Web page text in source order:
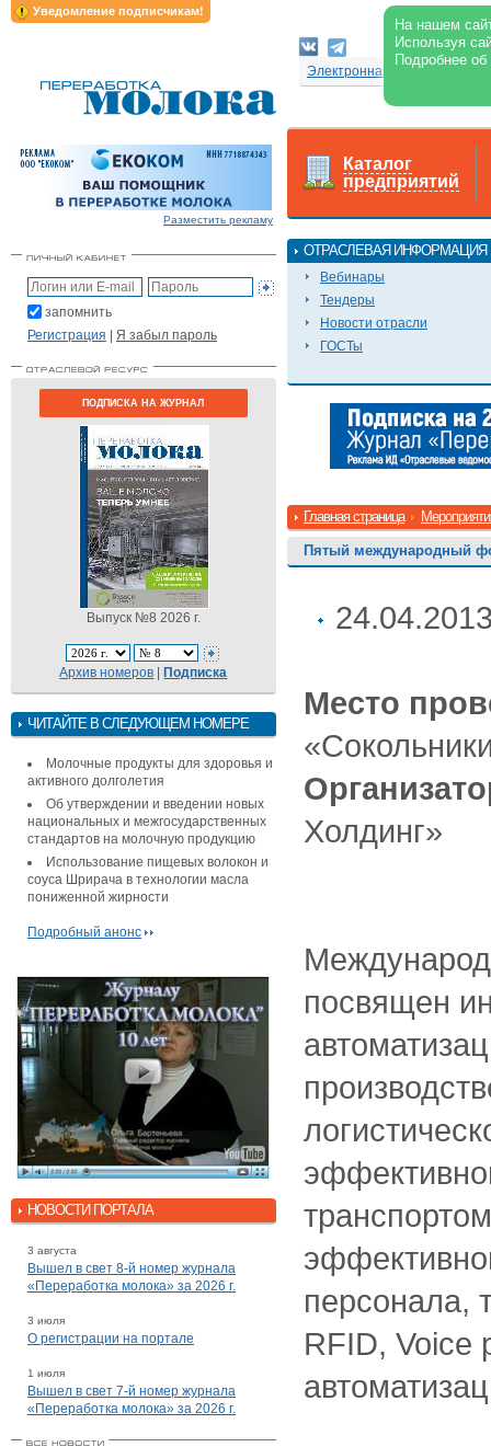
Уведомление подписчикам!
На нашем
Используя
Подробнее
Электронная версия
Разместить рекламу
запомнить
Регистрация | Я забыл пароль
ПОДПИСКА НА ЖУРНАЛ
Выпуск №8 2026 г.
Архив номеров |Подписка
ЧИТАЙТЕ В СЛЕДУЮЩЕМ НОМЕРЕ
Молочные продукты для здоровья и
активного долголетия
Об утверждении и введении новых
национальных и межгосударственных
стандартов на молочную продукцию
Использование пищевых волокон и
соуса Шрирача в технологии масла
пониженной жирности
Подробный анонс
НОВОСТИ ПОРТАЛА
3 августа
Вышел в свет 8-й номер журнала
«Переработка молока» за 2026 г.
3 июля
О регистрации на портале
1 июля
Вышел в свет 7-й номер журнала
«Переработка молока» за 2026 г.
Каталог
предприятий
ОТРАСЛЕВАЯ ИНФОРМАЦИЯ
Вебинары
Тендеры
Новости отрасли
ГОСТы
Главная страница
Пятый международный
Место
Холдинг»
посвящен
персонала,
RFID, Voice